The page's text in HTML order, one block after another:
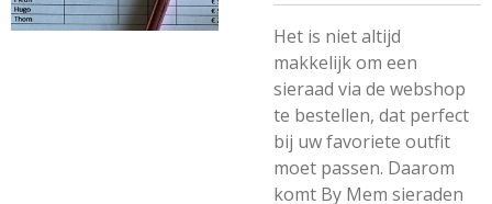
Het is niet altijd
makkelijk om een
sieraad via de webshop
te bestellen, dat perfect
bij uw favoriete outfit
moet passen. Daarom
komt By Mem sieraden